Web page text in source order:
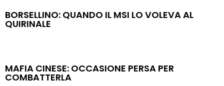
BORSELLINO: QUANDO IL MSI LO VOLEVA AL
QUIRINALE
MAFIA CINESE: OCCASIONE PERSA PER
COMBATTERLA